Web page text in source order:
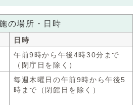
の場所・日時
日時
午前9時から午後4時30分まで
（閉庁日を除く）
毎週木曜日の午前9時から午後5
時まで（閉館日を除く）